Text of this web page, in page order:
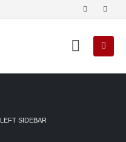
LEFT SIDEBAR